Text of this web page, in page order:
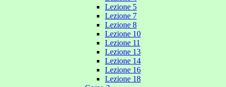
Lezione 5
Lezione 7
Lezione 8
Lezione 10
Lezione 11
Lezione 13
Lezione 14
Lezione 16
Lezione 18